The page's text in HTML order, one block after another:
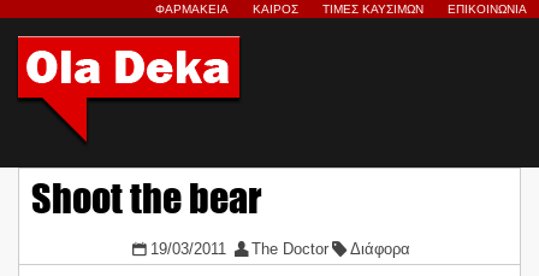
ΦΑΡΜΑΚΕΙΑ ΚΑΙΡΟΣ ΤΙΜΕΣ ΚΑΥΣΙΜΩΝ ΕΠΙΚΟΙΝΩΝΙΑ
Shoot the bear
19/03/2011 The Doctor Διάφορα